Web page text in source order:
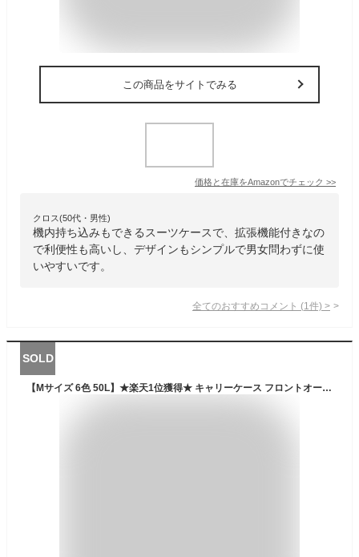
この商品をサイトでみる
価格と在庫をAmazonでチェック >>
クロス(50代・男性)
機内持ち込みもできるスーツケースで、拡張機能付きなの
で利便性も高いし、デザインもシンプルで男女問わずに使
いやすいです。
全てのおすすめコメント (1 件) >
SOLD
【Mサイズ 6色 50L】★楽天1位獲得★ キャリーケース フロントオープン バージョンアップ！前開き スーツケース キャリーケース Mサイズ キャリーバッグ 6カラー選ぶ 3-5日用 大容量 スーツケース 360度 回転 TSAロック 修学 海外 国内旅行